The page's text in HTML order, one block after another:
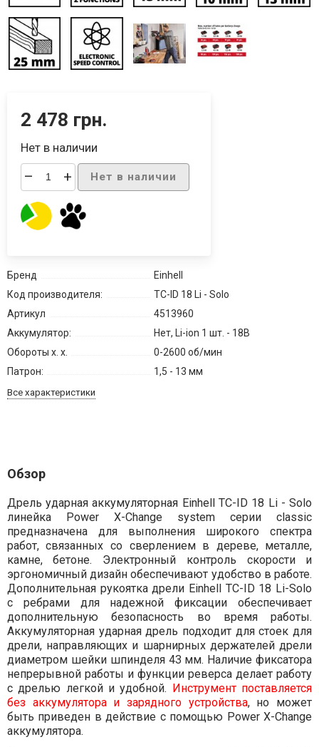
2 478 грн.
Нет в наличии
– + Нет в наличии
Бренд
Einhell
Код производителя:
TC-ID 18 Li - Solo
Артикул
4513960
Аккумулятор:
Нет, Li-ion 1 шт. - 18В
Обороты х. х.
0-2600 об/мин
Патрон:
1,5 - 13 мм
Все характеристики
Обзор
Дрель ударная аккумуляторная Einhell TC-ID 18 Li - Solo
линейка Power X-Change system серии classic
предназначена для выполнения широкого спектра
работ, связанных со сверлением в дереве, металле,
камне, бетоне. Электронный контроль скорости и
эргономичный дизайн обеспечивают удобство в работе.
Дополнительная рукоятка дрели Einhell TC-ID 18 Li-Solo
с ребрами для надежной фиксации обеспечивает
дополнительную безопасность во время работы.
Аккумуляторная ударная дрель подходит для стоек для
дрели, направляющих и шарнирных держателей дрели
диаметром шейки шпинделя 43 мм. Наличие фиксатора
непрерывной работы и функции реверса делает работу
с дрелью легкой и удобной. Инструмент поставляется
без аккумулятора и зарядного устройства, но может
быть приведен в действие с помощью Power X-Change
аккумулятора.